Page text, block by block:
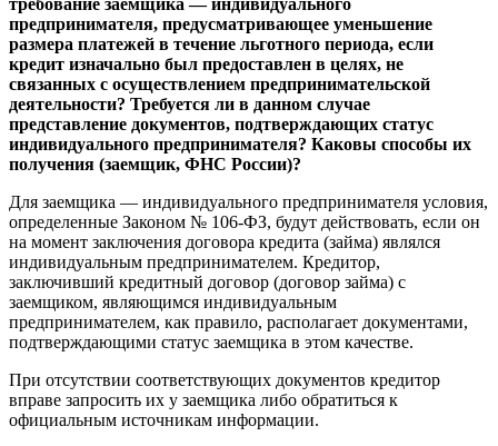
требование заемщика — индивидуального
предпринимателя, предусматривающее уменьшение
размера платежей в течение льготного периода, если
кредит изначально был предоставлен в целях, не
связанных с осуществлением предпринимательской
деятельности? Требуется ли в данном случае
представление документов, подтверждающих статус
индивидуального предпринимателя? Каковы способы их
получения (заемщик, ФНС России)?
Для заемщика — индивидуального предпринимателя условия,
определенные Законом № 106-ФЗ, будут действовать, если он
на момент заключения договора кредита (займа) являлся
индивидуальным предпринимателем. Кредитор,
заключивший кредитный договор (договор займа) с
заемщиком, являющимся индивидуальным
предпринимателем, как правило, располагает документами,
подтверждающими статус заемщика в этом качестве.
При отсутствии соответствующих документов кредитор
вправе запросить их у заемщика либо обратиться к
официальным источникам информации.